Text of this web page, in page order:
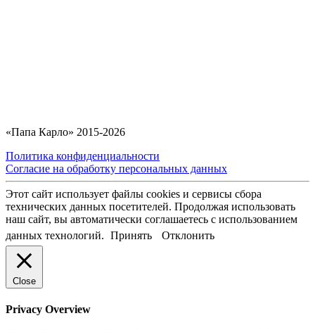
«Папа Карло» 2015-2026
Политика конфиденциальности
Согласие на обработку персональных данных
Этот сайт использует файлы cookies и сервисы сбора
технических данных посетителей. Продолжая использовать
наш сайт, вы автоматически соглашаетесь с использованием
данных технологий. Принять Отклонить
Close
Privacy Overview